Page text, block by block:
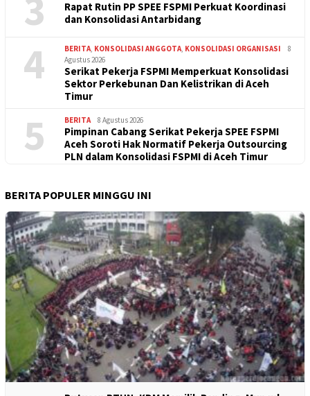
Rapat Rutin PP SPEE FSPMI Perkuat Koordinasi
dan Konsolidasi Antarbidang
4 BERITA, KONSOLIDASI ANGGOTA, KONSOLIDASI ORGANISASI
8
Agustus 2026
Serikat Pekerja FSPMI Memperkuat Konsolidasi
Sektor Perkebunan Dan Kelistrikan di Aceh
Timur
5 BERITA 8 Agustus 2026
Pimpinan Cabang Serikat Pekerja SPEE FSPMI
Aceh Soroti Hak Normatif Pekerja Outsourcing
PLN dalam Konsolidasi FSPMI di Aceh Timur
BERITA POPULER MINGGU INI